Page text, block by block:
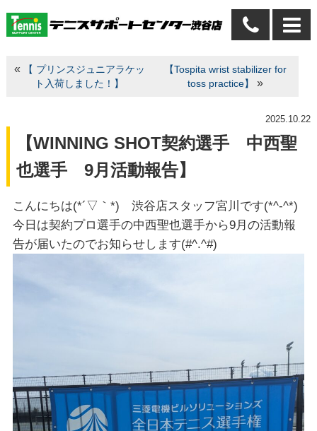
«
【 プリンスジュニアラケッ
ト入荷しました！】
【Tospita wrist stabilizer for
toss practice】
»
2025.10.22
【WINNING SHOT契約選手 中西聖
也選手 9月活動報告】
こんにちは(*´▽｀*) 渋谷店スタッフ宮川です(*^-^*)
今日は契約プロ選手の中西聖也選手から9月の活動報
告が届いたのでお知らせします(#^.^#)